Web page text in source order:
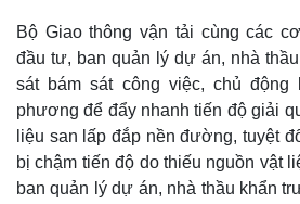
Bộ Giao thông vận tải cùng các
đầu tư, ban quản lý dự án, nhà
sát bám sát công việc, chủ
phương để đẩy nhanh tiến độ giải
liệu san lấp đắp nền đường, tuyệt
bị chậm tiến độ do thiếu nguồn vật
ban quản lý dự án, nhà thầu khẩn